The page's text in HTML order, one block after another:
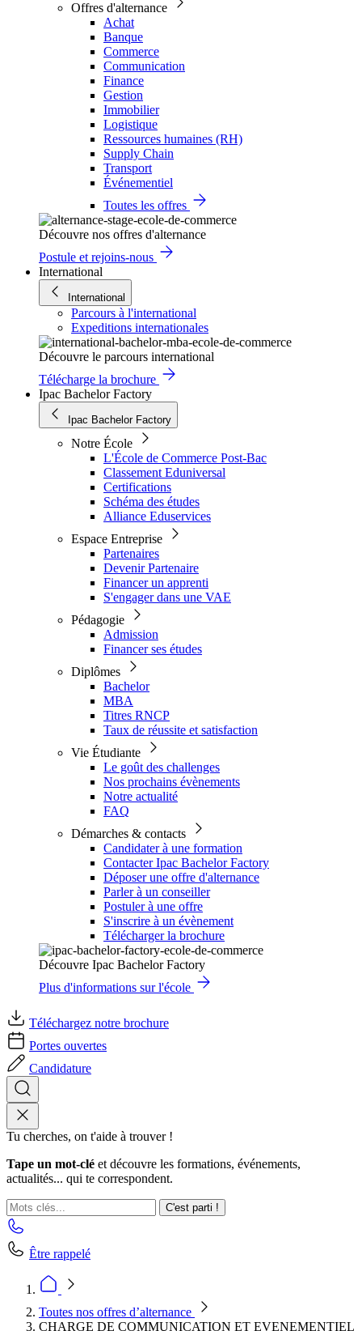
Offres d'alternance
Achat
Banque
Commerce
Communication
Finance
Gestion
Immobilier
Logistique
Ressources humaines (RH)
Supply Chain
Transport
Événementiel
Toutes les offres
Découvre nos offres d'alternance
Postule et rejoins-nous
International
International
Parcours à l'international
Expeditions internationales
Découvre le parcours international
Télécharge la brochure
Ipac Bachelor Factory
Ipac Bachelor Factory
Notre École
L'École de Commerce Post-Bac
Classement Eduniversal
Certifications
Schéma des études
Alliance Eduservices
Espace Entreprise
Partenaires
Devenir Partenaire
Financer un apprenti
S'engager dans une VAE
Pédagogie
Admission
Financer ses études
Diplômes
Bachelor
MBA
Titres RNCP
Taux de réussite et satisfaction
Vie Étudiante
Le goût des challenges
Nos prochains évènements
Notre actualité
FAQ
Démarches & contacts
Candidater à une formation
Contacter Ipac Bachelor Factory
Déposer une offre d'alternance
Parler à un conseiller
Postuler à une offre
S'inscrire à un évènement
Télécharger la brochure
Découvre Ipac Bachelor Factory
Plus d'informations sur l'école
Téléchargez notre brochure
Portes ouvertes
Candidature
Tu cherches, on t'aide à trouver !
Tape un mot-clé et découvre les formations, événements,
actualités... qui te correspondent.
C'est parti !
Être rappelé
Toutes nos offres d’alternance
CHARGE DE COMMUNICATION ET EVENEMENTIEL